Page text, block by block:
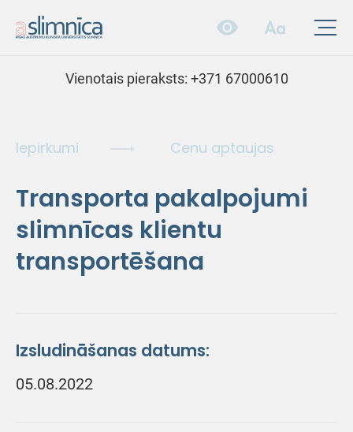
Vienotais pieraksts: +371 67000610
Iepirkumi Cenu aptaujas
Transporta pakalpojumi
slimnīcas klientu
transportēšana
Izsludināšanas datums:
05.08.2022